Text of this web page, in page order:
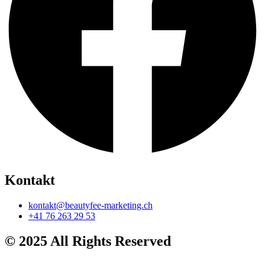
Kontakt
kontakt@beautyfee-marketing.ch
+41 76 263 29 53
© 2025 All Rights Reserved